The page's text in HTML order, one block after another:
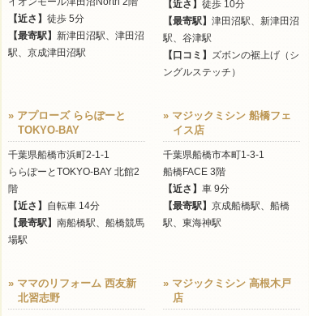
【近さ】 徒歩 5分
【最寄駅】 新津田沼駅、津田沼
駅、京成津田沼駅
【近さ】 徒歩 10分
【最寄駅】 津田沼駅、新津田沼
駅、谷津駅
【口コミ】 ズボンの裾上げ（シ
ングルステッチ）
» アプローズ ららぽーと
TOKYO-BAY
千葉県船橋市浜町2-1-1
ららぽーとTOKYO-BAY 北館2
階
【近さ】 自転車 14分
【最寄駅】 南船橋駅、船橋競馬
場駅
» マジックミシン 船橋フェ
イス店
千葉県船橋市本町1-3-1
船橋FACE 3階
【近さ】 車 9分
【最寄駅】 京成船橋駅、船橋
駅、東海神駅
» ママのリフォーム 西友新
北習志野
» マジックミシン 高根木戸
店